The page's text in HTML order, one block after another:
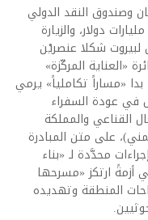
وصندوق النقد الدولي
على برنامجٍ تمويلي على 4 سنوات بنحو 3 مليارات دولار، والزيارة
فرنسيس لبيروت شكلا عنصريْن
«العناية المركّزة»
«مساراً تكاملياً» يرمي
في عودة السفراء
القناعي والمملكة
على متن المبادرة
محدَّدة لـ «بناء
أزمةً ارتكز «مسرحها
المنطقة وتهديده